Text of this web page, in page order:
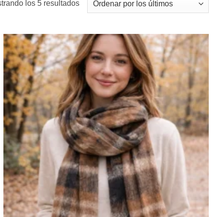
los 5 resultadosOrdenado
por
últimos